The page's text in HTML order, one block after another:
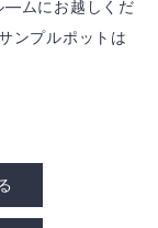
―ムにお越しくだ
ンプルポットは